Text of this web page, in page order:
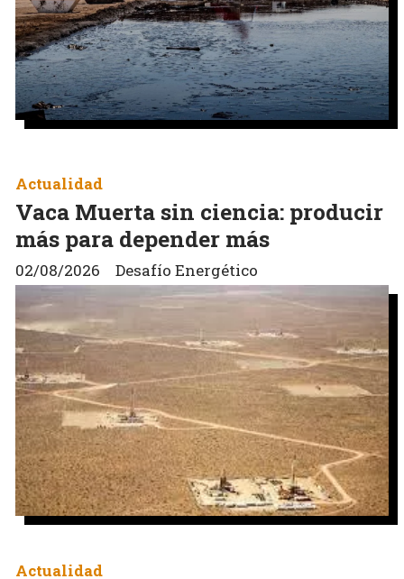
Vaca Muerta sin ciencia: producir
más para depender más
Desafío Energético
Actualidad
02/08/2026
Actualidad